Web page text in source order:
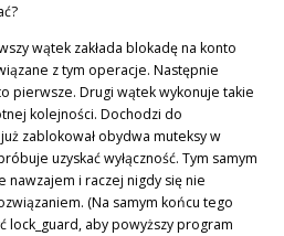
wątek zakłada blokadę na konto
z tym operacje. Następnie
pierwsze. Drugi wątek wykonuje takie
kolejności. Dochodzi do
zablokował obydwa muteksy w
uzyskać wyłączność. Tym samym
nawzajem i raczej nigdy się nie
(Na samym końcu tego
lock_guard, aby powyższy program